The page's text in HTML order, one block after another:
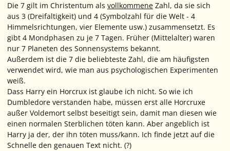
Die 7 gilt im Christentum als vollkommene Zahl, da sie sich
aus 3 (Dreifaltigkeit) und 4 (Symbolzahl für die Welt - 4
Himmelsrichtungen, vier Elemente usw.) zusammensetzt. Es
gibt 4 Mondphasen zu je 7 Tagen. Früher (Mittelalter) waren
nur 7 Planeten des Sonnensystems bekannt.
Außerdem ist die 7 die beliebteste Zahl, die am häufigsten
verwendet wird, wie man aus psychologischen Experimenten
weiß.
Dass Harry ein Horcrux ist glaube ich nicht. So wie ich
Dumbledore verstanden habe, müssen erst alle Horcruxe
außer Voldemort selbst beseitigt sein, damit man diesen wie
einen normalen Sterblichen töten kann. Aber angeblich ist
Harry ja der, der ihn töten muss/kann. Ich finde jetzt auf die
Schnelle den genauen Text nicht. (?)